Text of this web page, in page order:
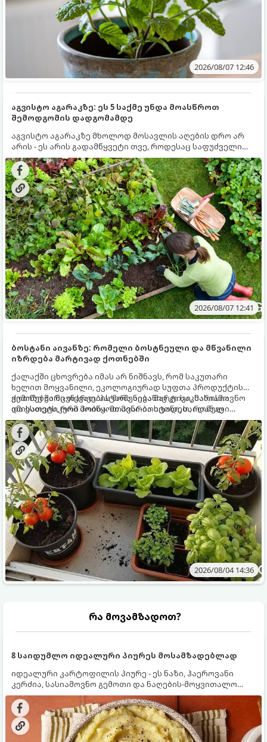
2026/08/07 12:46
აგვისტო აგარაკზე: ეს 5 საქმე უნდა მოასწროთ
შემოდგომის დადგომამდე
აგვისტო აგარაკზე მხოლოდ მოსავლის აღების დრო არ
არის - ეს არის გადამწყვეტი თვე, როდესაც საფუძველი
ეყრება მომავალი წლის მოსავალს და ბაღი მზადდება
შემოდგომა-ზამთრის სეზონისთვის. იმისათვის, რომ
ნიადაგმა ენერგია აღიდგინოს, ხოლო მცენარეებმა
ზამთარს გაუძლონ, აგვისტოს ბოლომდე 5
მნიშვნელოვანი საქმის გაკეთება უნდა მოასწროთ:
2026/08/07 12:41
ბოსტანი აივანზე: რომელი ბოსტნეული და მწვანილი
იზრდება მარტივად ქოთნებში
ქალაქში ცხოვრება იმას არ ნიშნავს, რომ საკუთარი
ხელით მოყვანილი, ეკოლოგიურად სუფთა პროდუქტის
გემოზე უარი თქვათ. პატარა აივანიც კი საკმარისია
იმისათვის, რომ მოიწყოთ მინი-ბოსტანი, საიდანაც
ყოველდღიურად ახალ, არომატულ მწვანილსა და
ბოსტნეულს მოკრეფთ.
ქოთნებში მცენარეების მოშენება მარტივი, სასიამოვნო
და ესთეტიკური ჰობია. მთავარია იცოდეთ, რომელი
კულტურები ეგუებიან ქოთნის პირობებს ყველაზე კარგად
და როგორ მოუაროთ მათ სწორად.
2026/08/04 14:36
რა მოვამზადოთ?
8 საიდუმლო იდეალური პიურეს მოსამზადებლად
იდეალური კარტოფილის პიურე - ეს ნაზი, ჰაეროვანი
კერძია, სასიამოვნო გემოთი და ნაღების-მოყვითალო
ფერით. მისი მომზადება ძალიან მარტივია, მაგრამ
არსებობს რამდენიმე საიდუმლო, რომლებიც უნდა
იცოდეთ, რომ პიურე იდეალურად გემრიელი გამოვიდეს.